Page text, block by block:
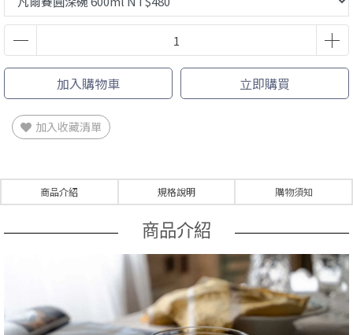
加入購物車 立即購買
加入收藏清單
商品介紹 規格說明 購物須知
商品介紹